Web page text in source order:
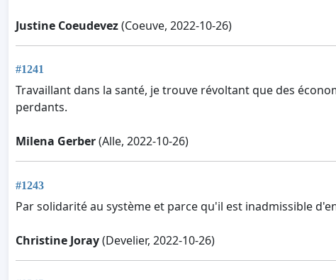
Justine Coeudevez(Coeuve, 2022-10-26)
#1241
Travaillant dans la santé, je trouve révoltant que des
perdants.
Milena Gerber(Alle, 2022-10-26)
#1243
Par solidarité au système et parce qu'il est inadmissible
Christine Joray(Develier, 2022-10-26)